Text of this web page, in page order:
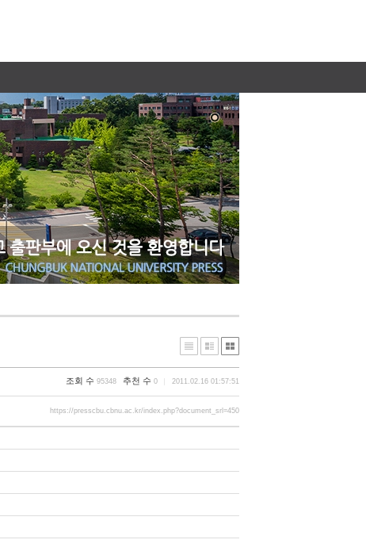
조회 수 95348 추천 수 0 2011.02.16 01:57:51
https://presscbu.cbnu.ac.kr/index.php?document_srl=450